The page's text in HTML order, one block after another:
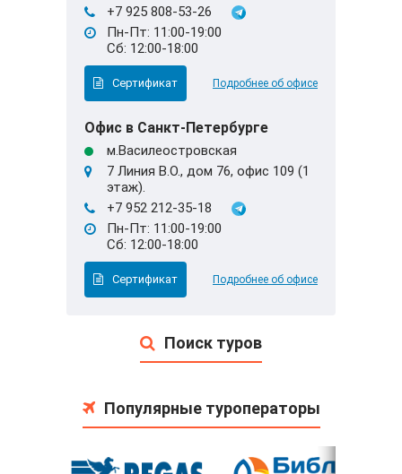
Поиск туров
+7 925 808-53-26
Пн-Пт: 11:00-19:00
Сб: 12:00-18:00
Сертификат Подробнее об офисе
Офис в Санкт-Петербурге
м.Василеостровская
7 Линия В.О., дом 76, офис 109 (1
этаж).
+7 952 212-35-18
Пн-Пт: 11:00-19:00
Сб: 12:00-18:00
Сертификат Подробнее об офисе
Популярные туроператоры